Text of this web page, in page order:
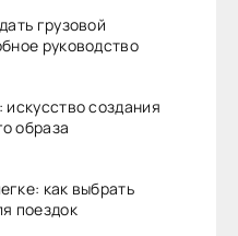
грузовой
руководство
создания
образа
как выбрать
поездок